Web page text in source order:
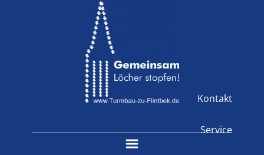
Kontakt
Service